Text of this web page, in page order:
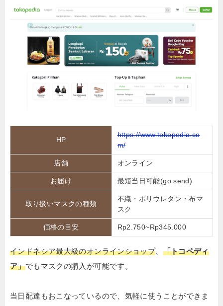
HP
https://www.tokopedia.co
m/
店舗 オンライン
お届け 最短当日可能(go send)
取り扱いマスクの種類
不織・ポリウレタン・布マ
スク
価格の目安 Rp2.750~Rp345.000
インドネシア最大級のオンラインショップ、 「トコペディ
ア」でもマスクの購入が可能です。
当日配達もおこなっているので、気軽に使うことができま